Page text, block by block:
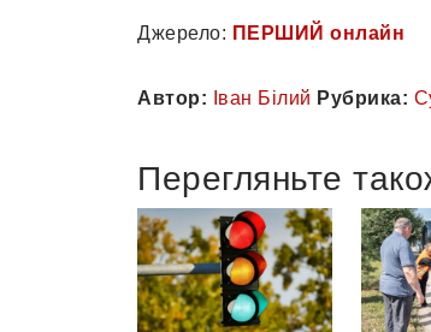
Джерело: ПЕРШИЙ онлайн
Автор: Іван Білий Рубрика:
Перегляньте